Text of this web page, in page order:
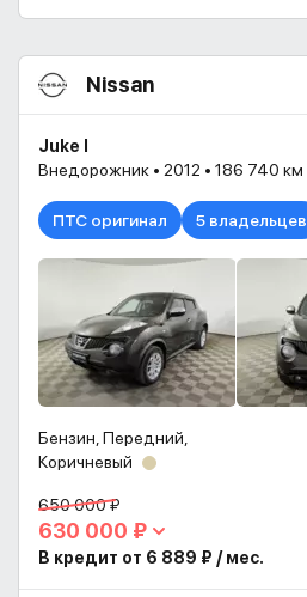
Nissan
Juke I
Внедорожник • 2012 • 186 740 км
ПТС оригинал 5 владельцев
Бензин, Передний,
Коричневый
650 000 ₽
630 000 ₽
В кредит от 6 889 ₽ / мес.